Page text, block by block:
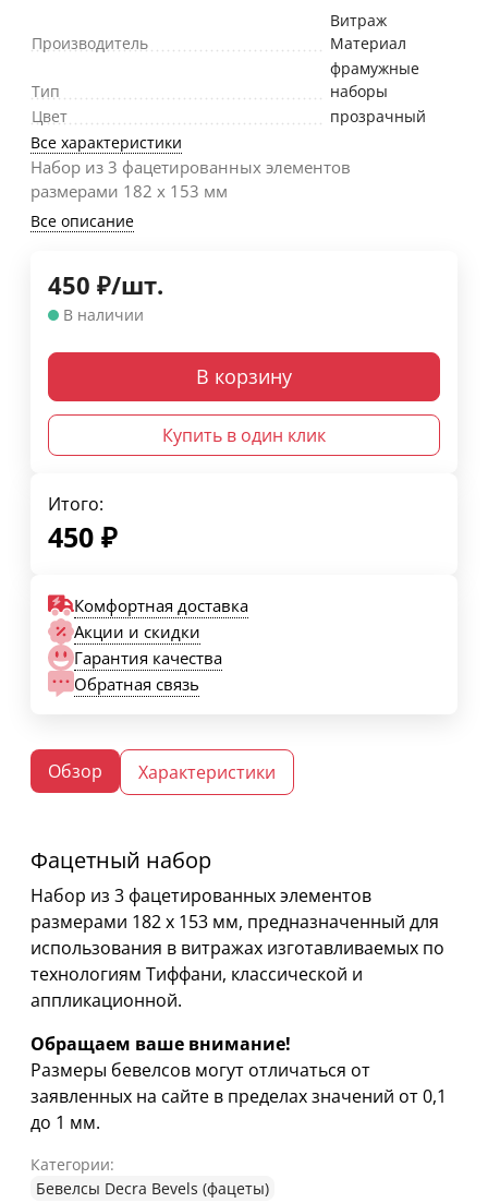
Производитель
Витраж
Материал
Тип
фрамужные
наборы
Цвет
прозрачный
Все характеристики
Набор из 3 фацетированных элементов
размерами 182 х 153 мм
Все описание
450 ₽/шт.
В наличии
В корзину
Купить в один клик
Итого:
450 ₽
Комфортная доставка
Акции и скидки
Гарантия качества
Обратная связь
Обзор Характеристики
Фацетный набор
Набор из 3 фацетированных элементов
размерами 182 х 153 мм, предназначенный для
использования в витражах изготавливаемых по
технологиям Тиффани, классической и
аппликационной.
Обращаем ваше внимание!
Размеры бевелсов могут отличаться от
заявленных на сайте в пределах значений от 0,1
до 1 мм.
Категории:
Бевелсы Decra Bevels (фацеты)